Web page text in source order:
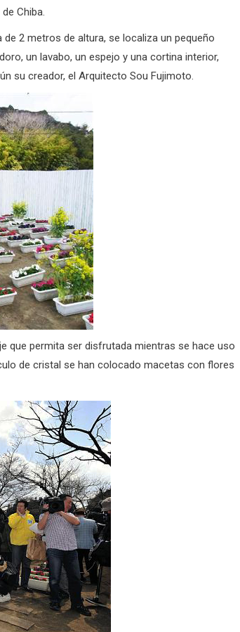
Chiba.
2 metros de altura, se localiza un pequeño
un lavabo, un espejo y una cortina interior,
su creador, el Arquitecto Sou Fujimoto.
que permita ser disfrutada mientras se hace uso
de cristal se han colocado macetas con flores